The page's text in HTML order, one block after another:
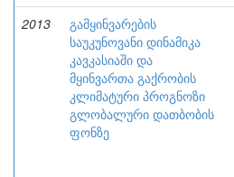
2013
გამყინვარების
საუკუნოვანი დინამიკა
კავკასიაში და
მყინვართა გაქრობის
კლიმატური პროგნოზი
გლობალური დათბობის
ფონზე